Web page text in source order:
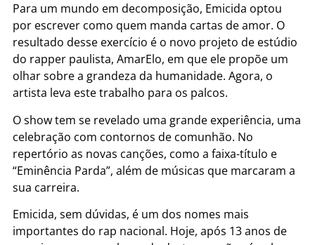
Para um mundo em decomposição, Emicida optou
por escrever como quem manda cartas de amor. O
resultado desse exercício é o novo projeto de estúdio
do rapper paulista, AmarElo, em que ele propõe um
olhar sobre a grandeza da humanidade. Agora, o
artista leva este trabalho para os palcos.
O show tem se revelado uma grande experiência, uma
celebração com contornos de comunhão. No
repertório as novas canções, como a faixa-título e
“Eminência Parda”, além de músicas que marcaram a
sua carreira.
Emicida, sem dúvidas, é um dos nomes mais
importantes do rap nacional. Hoje, após 13 anos de